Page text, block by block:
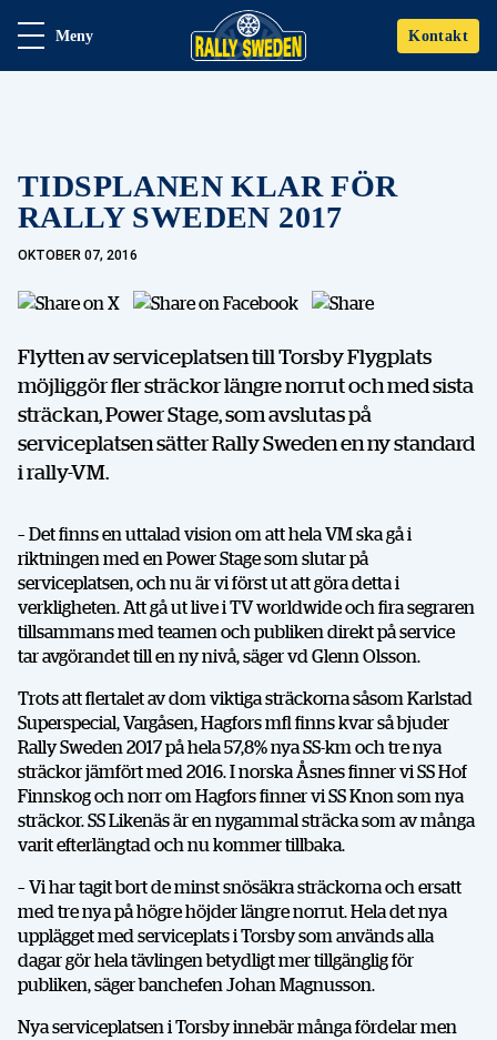
Kontakt
Meny
TIDSPLANEN KLAR FÖR
RALLY SWEDEN 2017
OKTOBER 07, 2016
Flytten av serviceplatsen till Torsby Flygplats
möjliggör fler sträckor längre norrut och med sista
sträckan, Power Stage, som avslutas på
serviceplatsen sätter Rally Sweden en ny standard
i rally-VM.
– Det finns en uttalad vision om att hela VM ska gå i
riktningen med en Power Stage som slutar på
serviceplatsen, och nu är vi först ut att göra detta i
verkligheten. Att gå ut live i TV worldwide och fira segraren
tillsammans med teamen och publiken direkt på service
tar avgörandet till en ny nivå, säger vd Glenn Olsson.
Trots att flertalet av dom viktiga sträckorna såsom Karlstad
Superspecial, Vargåsen, Hagfors mfl finns kvar så bjuder
Rally Sweden 2017 på hela 57,8% nya SS-km och tre nya
sträckor jämfört med 2016. I norska Åsnes finner vi SS Hof
Finnskog och norr om Hagfors finner vi SS Knon som nya
sträckor. SS Likenäs är en nygammal sträcka som av många
varit efterlängtad och nu kommer tillbaka.
– Vi har tagit bort de minst snösäkra sträckorna och ersatt
med tre nya på högre höjder längre norrut. Hela det nya
upplägget med serviceplats i Torsby som används alla
dagar gör hela tävlingen betydligt mer tillgänglig för
publiken, säger banchefen Johan Magnusson.
Nya serviceplatsen i Torsby innebär många fördelar men